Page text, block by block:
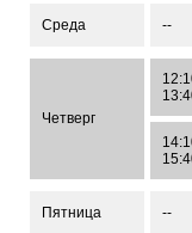
Среда --
Четверг
Пятница --